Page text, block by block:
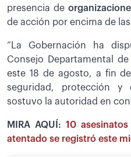
presencia de
de acción por encima de
“La Gobernación ha
Consejo Departamental
este 18 de agosto, a fin
seguridad, protección y
sostuvo la autoridad en
MIRA AQUÍ:10
atentado se registró este